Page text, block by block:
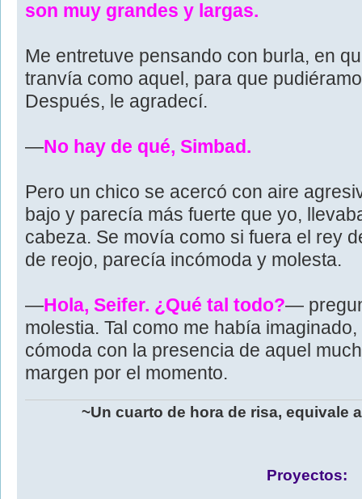
son muy grandes y largas.
Me entretuve pensando con burla, en
tranvía como aquel, para que
Después, le agradecí.
—No hay de qué, Simbad.
Pero un chico se acercó con aire
bajo y parecía más fuerte que yo,
cabeza. Se movía como si fuera el rey
de reojo, parecía incómoda y molesta.
—Hola, Seifer. ¿Qué tal todo?—
molestia. Tal como me había
cómoda con la presencia de aquel
margen por el momento.
~Un cuarto de hora de risa, equivale
Proyectos: